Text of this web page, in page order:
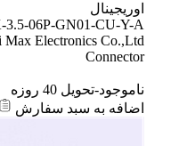
اوریجینال
06P-GN01-CU-Y-A
Max Electronics Co.,Ltd
Connector
ناموجود-تحویل 40 روزه
اضافه به سبد سفارش